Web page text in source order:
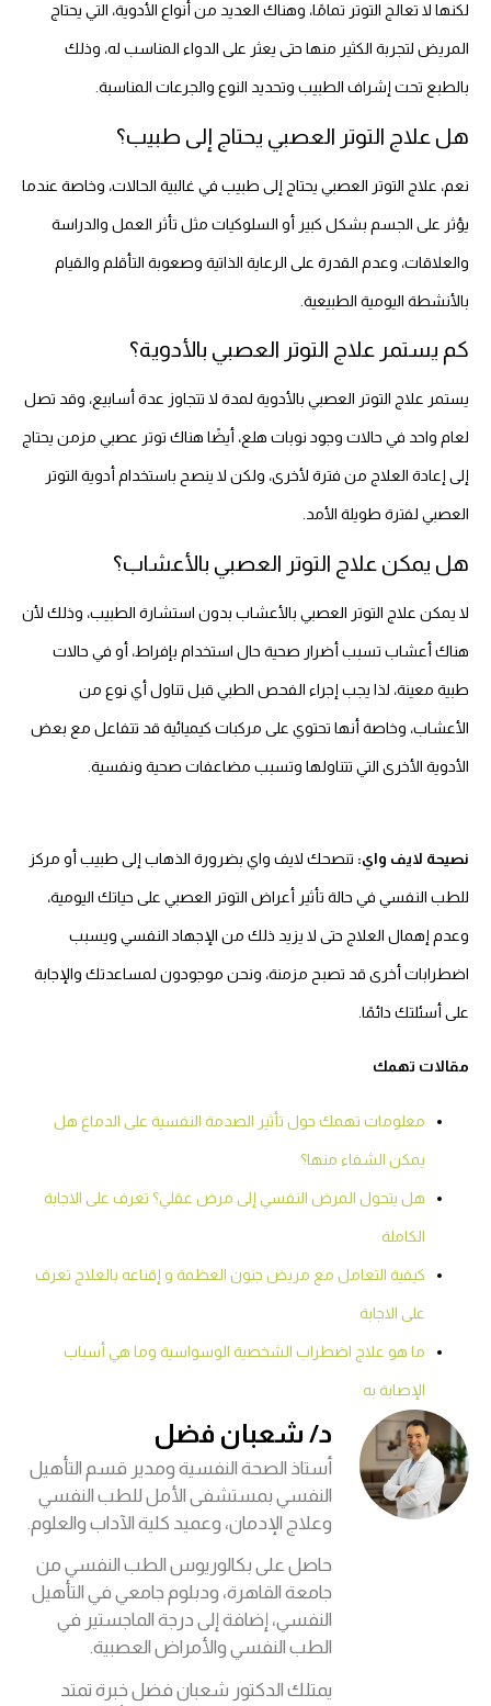
لكنها لا تعالج التوتر تمامًا، وهناك العديد من أنواع الأدوية، التي يحتاج
المريض لتجربة الكثير منها حتى يعثر على الدواء المناسب له، وذلك
بالطبع تحت إشراف الطبيب وتحديد النوع والجرعات المناسبة.
هل علاج التوتر العصبي يحتاج إلى طبيب؟
نعم، علاج التوتر العصبي يحتاج إلى طبيب في غالبية الحالات، وخاصة عندما
يؤثر على الجسم بشكل كبير أو السلوكيات مثل تأثر العمل والدراسة
والعلاقات، وعدم القدرة على الرعاية الذاتية وصعوبة التأقلم والقيام
بالأنشطة اليومية الطبيعية.
كم يستمر علاج التوتر العصبي بالأدوية؟
يستمر علاج التوتر العصبي بالأدوية لمدة لا تتجاوز عدة أسابيع، وقد تصل
لعام واحد في حالات وجود نوبات هلع، أيضًا هناك توتر عصبي مزمن يحتاج
إلى إعادة العلاج من فترة لأخرى، ولكن لا ينصح باستخدام أدوية التوتر
العصبي لفترة طويلة الأمد.
هل يمكن علاج التوتر العصبي بالأعشاب؟
لا يمكن علاج التوتر العصبي بالأعشاب بدون استشارة الطبيب، وذلك لأن
هناك أعشاب تسبب أضرار صحية حال استخدام بإفراط، أو في حالات
طبية معينة، لذا يجب إجراء الفحص الطبي قبل تناول أي نوع من
الأعشاب، وخاصة أنها تحتوي على مركبات كيميائية قد تتفاعل مع بعض
الأدوية الأخرى التي تتناولها وتسبب مضاعفات صحية ونفسية.
نصيحة لايف واي: تنصحك لايف واي بضرورة الذهاب إلى طبيب أو مركز
للطب النفسي في حالة تأثير أعراض التوتر العصبي على حياتك اليومية،
وعدم إهمال العلاج حتى لا يزيد ذلك من الإجهاد النفسي ويسبب
اضطرابات أخرى قد تصبح مزمنة، ونحن موجودون لمساعدتك والإجابة
على أسئلتك دائمًا.
مقالات تهمك
معلومات تهمك حول تأثير الصدمة النفسية على الدماغ هل
يمكن الشفاء منها؟
هل يتحول المرض النفسي إلى مرض عقلي؟ تعرف على الاجابة
الكاملة
كيفية التعامل مع مريض جنون العظمة و إقناعه بالعلاج تعرف
على الاجابة
ما هو علاج اضطراب الشخصية الوسواسية وما هي أسباب
الإصابة به
د/ شعبان فضل
أستاذ الصحة النفسية ومدير قسم التأهيل
النفسي بمستشفى الأمل للطب النفسي
وعلاج الإدمان، وعميد كلية الآداب والعلوم.
حاصل على بكالوريوس الطب النفسي من
جامعة القاهرة، ودبلوم جامعي في التأهيل
النفسي، إضافة إلى درجة الماجستير في
الطب النفسي والأمراض العصبية.
يمتلك الدكتور شعبان فضل خبرة تمتد